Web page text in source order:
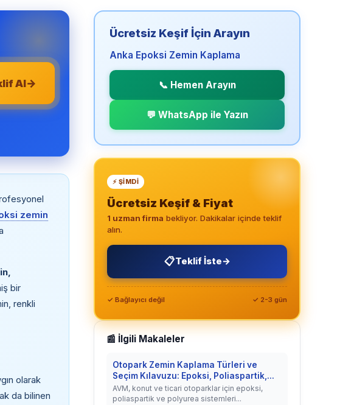
Al→
zemin
bir
renkli
olarak
da bilinen
Ücretsiz Keşif İçin Arayın
Anka Epoksi Zemin Kaplama
📞 Hemen Arayın
💬 WhatsApp ile Yazın
⚡ ŞIMDI
Ücretsiz Keşif & Fiyat
1 uzman firma bekliyor. Dakikalar içinde teklif
alın.
📋Teklif İste→
✓ Bağlayıcı değil ✓ 2-3 gün
📰 İlgili Makaleler
Otopark Zemin Kaplama Türleri ve
Seçim Kılavuzu: Epoksi, Poliaspartik,...
AVM, konut ve ticari otoparklar için epoksi,
poliaspartik ve polyurea sistemleri...